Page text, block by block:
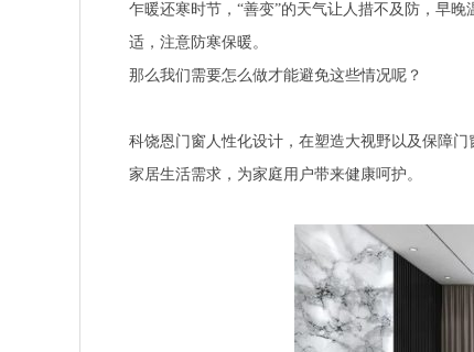
乍暖还寒时节，“善变”的天气让人措不及防，早
适，注意防寒保暖。
那么我们需要怎么做才能避免这些情况呢？
科饶恩门窗人性化设计，在塑造大视野以及保障
家居生活需求，为家庭用户带来健康呵护。